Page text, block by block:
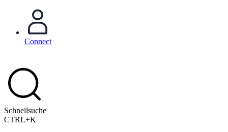
Connect
Schnellsuche
CTRL+K